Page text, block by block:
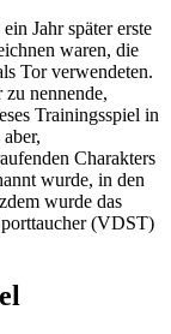
Jahr später erste
waren, die
Tor verwendeten.
nennende,
Trainingsspiel in
Charakters
wurde, in den
wurde das
(VDST)